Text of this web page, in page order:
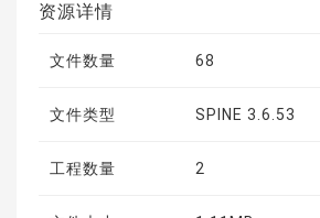
资源详情
文件数量 68
文件类型 SPINE 3.6.53
工程数量 2